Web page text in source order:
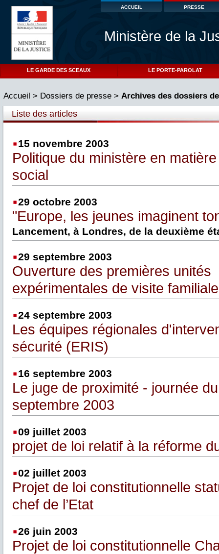
ACCUEIL PRESSE
Ministère de la
LE GARDE DES SCEAUX LE PORTE-PAROLAT
Accueil > Dossiers de presse> Archives des dossiers
Liste des articles
15 novembre 2003
Politique du ministère en
social
29 octobre 2003
"Europe, les jeunes imaginent
Lancement, à Londres, de la deuxième
29 septembre 2003
Ouverture des premières unités
expérimentales de visite familiale
24 septembre 2003
Les équipes régionales
sécurité (ERIS)
16 septembre 2003
Le juge de proximité - journée
septembre 2003
09 juillet 2003
projet de loi relatif à la réforme
02 juillet 2003
Projet de loi constitutionnelle
chef de l’Etat
26 juin 2003
Projet de loi constitutionnelle